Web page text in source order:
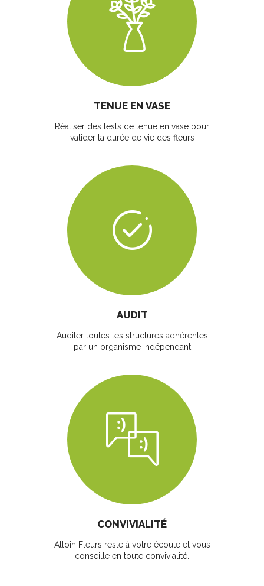
TENUE EN VASE
Réaliser des tests de tenue en vase pour
valider la durée de vie des fleurs
AUDIT
Auditer toutes les structures adhérentes
par un organisme indépendant
CONVIVIALITÉ
Alloin Fleurs reste à votre écoute et vous
conseille en toute convivialité.